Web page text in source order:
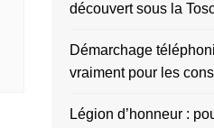
découvert sous la
Démarchage
vraiment pour les
Légion d’honneur :